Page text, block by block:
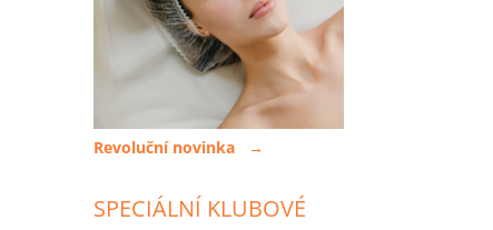
Revoluční novinka →
SPECIÁLNÍ KLUBOVÉ